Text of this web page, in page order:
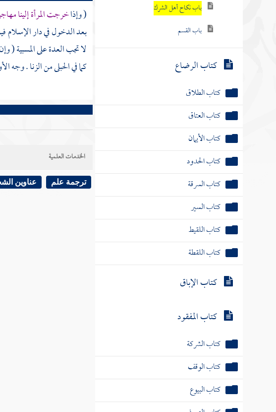
باب نكاح أهل الشرك
باب القسم
كتاب الرضاع
كتاب الطلاق
كتاب العتاق
كتاب الأيمان
كتاب الحدود
كتاب السرقة
كتاب السير
كتاب اللقيط
كتاب اللقطة
كتاب الإباق
كتاب المفقود
كتاب الشركة
كتاب الوقف
كتاب البيوع
( وإذاخرجت المرأة إلينا
بعد الدخول في دار الإسلام
لا تجب العدة على المسبية
كما في الحبلى من الزنا .
الخدمات العلمية
ترجمة علم عناوين